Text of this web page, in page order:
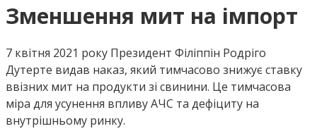
Зменшення мит на імпорт
7 квітня 2021 року Президент Філіппін Родріго
Дутерте видав наказ, який тимчасово знижує ставку
ввізних мит на продукти зі свинини. Це тимчасова
міра для усунення впливу АЧС та дефіциту на
внутрішньому ринку.